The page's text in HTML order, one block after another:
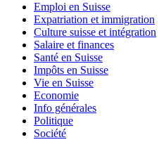
Emploi en Suisse
Expatriation et immigration
Culture suisse et intégration
Salaire et finances
Santé en Suisse
Impôts en Suisse
Vie en Suisse
Economie
Info générales
Politique
Société